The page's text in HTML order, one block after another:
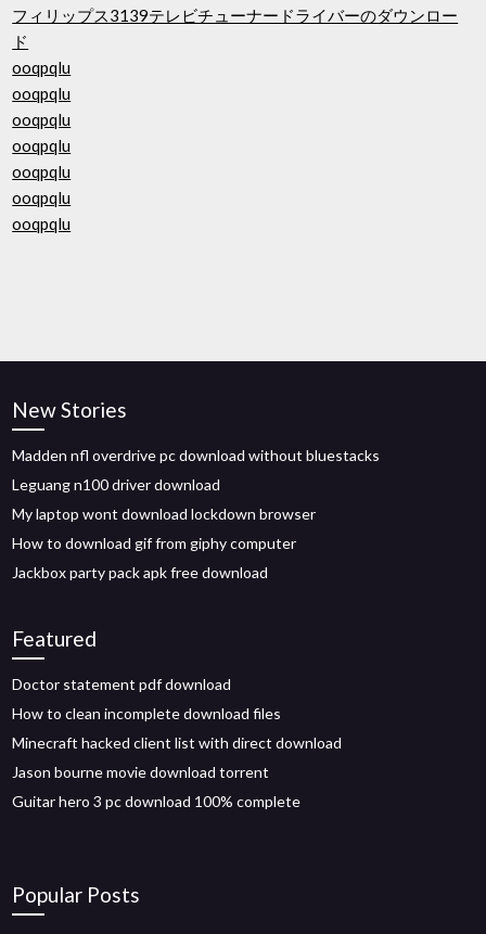
フィリップス3139テレビチューナードライバーのダウンロー
ド
ooqpqlu
ooqpqlu
ooqpqlu
ooqpqlu
ooqpqlu
ooqpqlu
ooqpqlu
New Stories
Madden nfl overdrive pc download without bluestacks
Leguang n100 driver download
My laptop wont download lockdown browser
How to download gif from giphy computer
Jackbox party pack apk free download
Featured
Doctor statement pdf download
How to clean incomplete download files
Minecraft hacked client list with direct download
Jason bourne movie download torrent
Guitar hero 3 pc download 100% complete
Popular Posts